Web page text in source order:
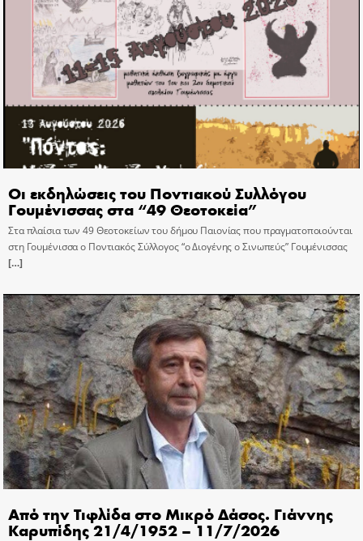
Οι εκδηλώσεις του Ποντιακού Συλλόγου
Γουμένισσας στα “49 Θεοτοκεία”
Στα πλαίσια των 49 Θεοτοκείων του δήμου Παιονίας που πραγματοποιούνται
στη Γουμένισσα ο Ποντιακός Σύλλογος “ο Διογένης ο Σινωπεύς” Γουμένισσας
[…]
Από την Τιφλίδα στο Μικρό Δάσος. Γιάννης
Καρυπίδης 21/4/1952 – 11/7/2026